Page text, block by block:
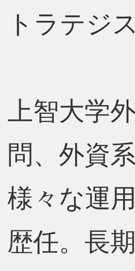
トラテジ
上智大学
問、外資
様々な運
歴任。長